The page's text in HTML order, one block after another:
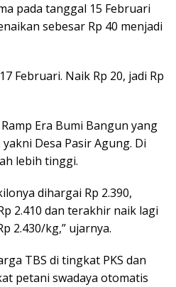
pada tanggal 15 Februari
sebesar Rp 40 menjadi
Februari. Naik Rp 20, jadi Rp
Era Bumi Bangun yang
Desa Pasir Agung. Di
lebih tinggi.
dihargai Rp 2.390,
2.410 dan terakhir naik lagi
2.430/kg,” ujarnya.
TBS di tingkat PKS dan
petani swadaya otomatis